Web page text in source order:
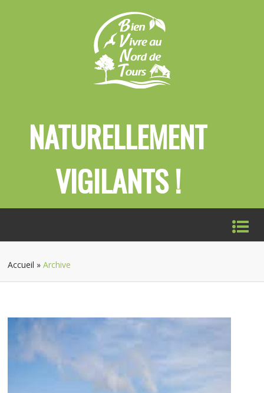
NATURELLEMENT
VIGILANTS !
Accueil »Archive